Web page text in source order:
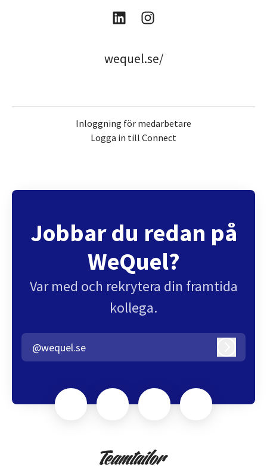
wequel.se/
Inloggning för medarbetare
Logga in till Connect
Jobbar du redan på
WeQuel?
Var med och rekrytera din framtida
kollega.
@wequel.se